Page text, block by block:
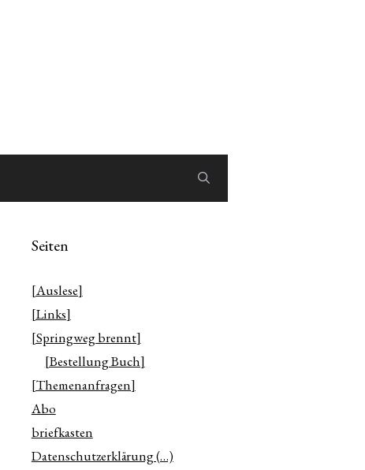
Seiten
[Auslese]
[Links]
[Springweg brennt]
[Bestellung Buch]
[Themenanfragen]
Abo
briefkasten
Datenschutzerklärung (…)